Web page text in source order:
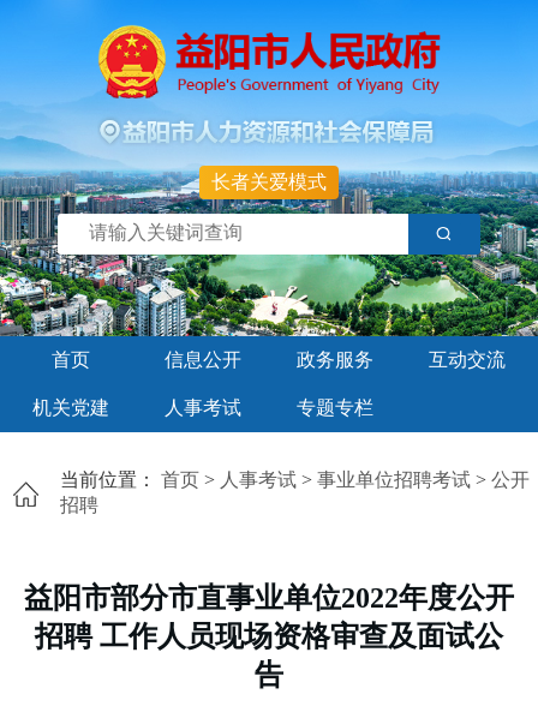
长者关爱模式
首页 信息公开 政务服务 互动交流
机关党建 人事考试 专题专栏
当前位置： 首页 > 人事考试 > 事业单位招聘考试 > 公开
招聘
益阳市部分市直事业单位2022年度公开
招聘 工作人员现场资格审查及面试公
告